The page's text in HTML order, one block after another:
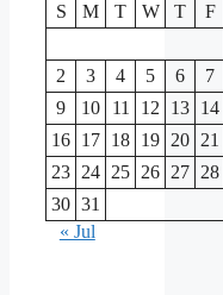
S M T W T F
2
3 4 5 6 7
9
10 11 12 13 14
16 17 18 19 20 21
23 24 25 26 27 28
30 31
« Jul